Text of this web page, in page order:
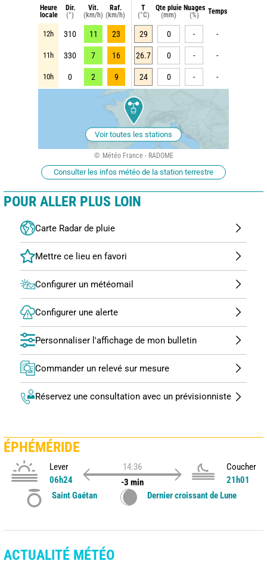
Heure
locale
Dir.
(°)
Vit.
(km/h)
Raf.
(km/h)
T
(°C)
Qte pluie
(mm)
Nuages
(%)
Temps
12h 310 11 23 29 0 - -
11h 330 7 16 26.7 0 - -
10h 0 2 9 24 0 - -
Voir toutes les stations
Météo France - RADOME
Consulter les infos météo de la station terrestre
POUR ALLER PLUS LOIN
Carte Radar de pluie
Configurer un météomail
Configurer une alerte
Personnaliser l'affichage de mon bulletin
Commander un relevé sur mesure
Réservez une consultation avec un prévisionniste
ÉPHÉMÉRIDE
Lever
06h24
14:36
-3 min
Coucher
21h01
Saint Gaétan
Dernier croissant de Lune
ACTUALITÉ MÉTÉO